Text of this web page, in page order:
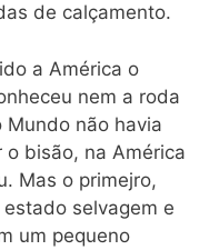
de calçamento.
a América o
nem a roda
Mundo não havia
o bisão, na América
Mas o primejro,
selvagem e
um pequeno